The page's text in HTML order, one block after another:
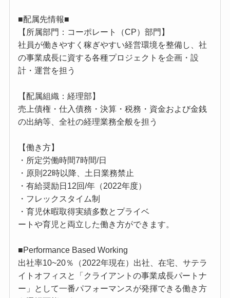
■配属先情報■
【所属部門：コーポレート（CP）部門】
社員が働きやすく稼ぎやすい経営環境を整備し、社
の事業成長に資する各種プロジェクトを企画・設
計・運営を担う
【配属組織：経理部】
売上債権・仕入債務・決算・税務・資金および金銭
の出納等、全社の経理業務全般を担う
【働き方】
・所定労働時間7時間/日
・原則22時以降、土日業務禁止
・有給奨励日12回/年（2022年度）
・フレックスタイム制
・育児休暇取得実績多数とプライベ
ートや育児と両立した働き方ができます。
■Performance Based Working
出社率10~20％（2022年現在）出社、在宅、サテラ
イトオフィスと「クライアントの事業成長パートナ
ー」として一番パフォーマンスが発揮できる働き方